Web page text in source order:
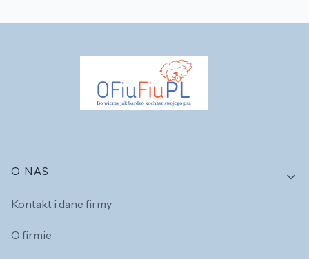
Linki w stopce
O NAS
Kontakt i dane firmy
O firmie